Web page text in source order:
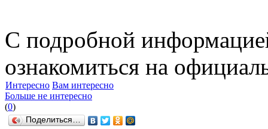
С подробной
ознакомиться на
Интересно Вам интересно
Больше не интересно
(0)
Поделиться…